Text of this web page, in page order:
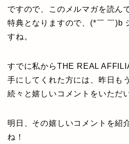
ですので、このメルマガを読ん
特典となりますので、(*￣ ￣)b
すね。
すでに私からTHE REAL
手にしてくれた方には、昨日も
続々と嬉しいコメントをいただ
明日、その嬉しいコメントを紹
ね！